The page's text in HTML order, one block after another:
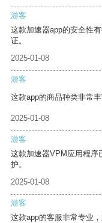
游客
这款加速器app的安全性
证。
2025-01-08
游客
这款app的商品种类非常
2025-01-08
游客
这款加速器VPM应用程序
护。
2025-01-08
游客
这款app的客服非常专业